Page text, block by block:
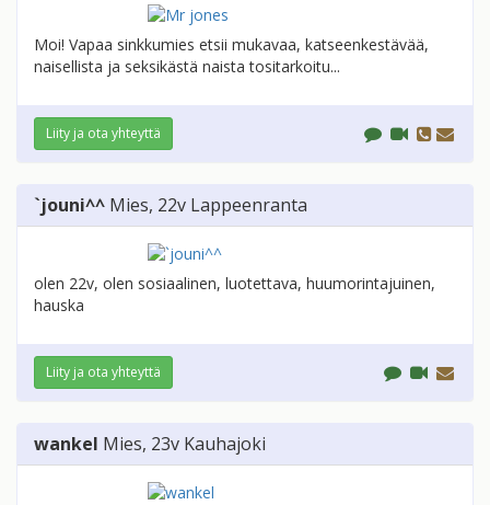
Moi! Vapaa sinkkumies etsii mukavaa, katseenkestävää,
naisellista ja seksikästä naista tositarkoitu...
Liity ja ota yhteyttä
`jouni^^ Mies, 22v Lappeenranta
olen 22v, olen sosiaalinen, luotettava, huumorintajuinen,
hauska
Liity ja ota yhteyttä
wankel Mies, 23v Kauhajoki